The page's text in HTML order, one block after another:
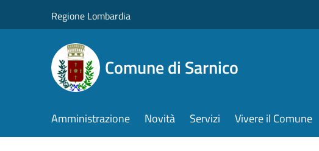
Regione Lombardia
Comune di Sarnico
Amministrazione Novità Servizi Vivere il Comune